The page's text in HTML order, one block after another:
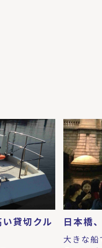
貸切クル
日本橋
大きな